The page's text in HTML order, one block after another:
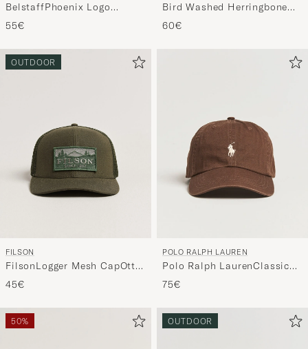
BelstaffPhoenix Logo
CapBlack
55€
Bird Washed Herringbone
Cap Navy
60€
OUTDOOR
FILSON
FilsonLogger Mesh CapOtter
Green
45€
POLO RALPH LAUREN
Polo Ralph LaurenClassic
CapCooper Brown
75€
50% OUTDOOR